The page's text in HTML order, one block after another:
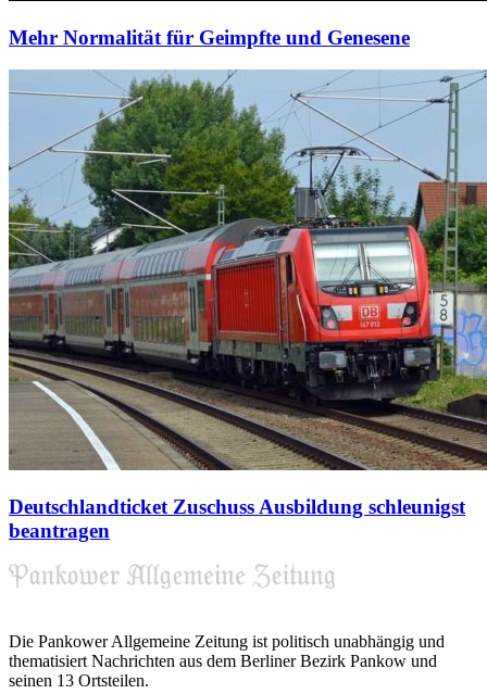
Mehr Normalität für Geimpfte und Genesene
Deutschlandticket Zuschuss Ausbildung schleunigst
beantragen
Die Pankower Allgemeine Zeitung ist politisch unabhängig und
thematisiert Nachrichten aus dem Berliner Bezirk Pankow und
seinen 13 Ortsteilen.